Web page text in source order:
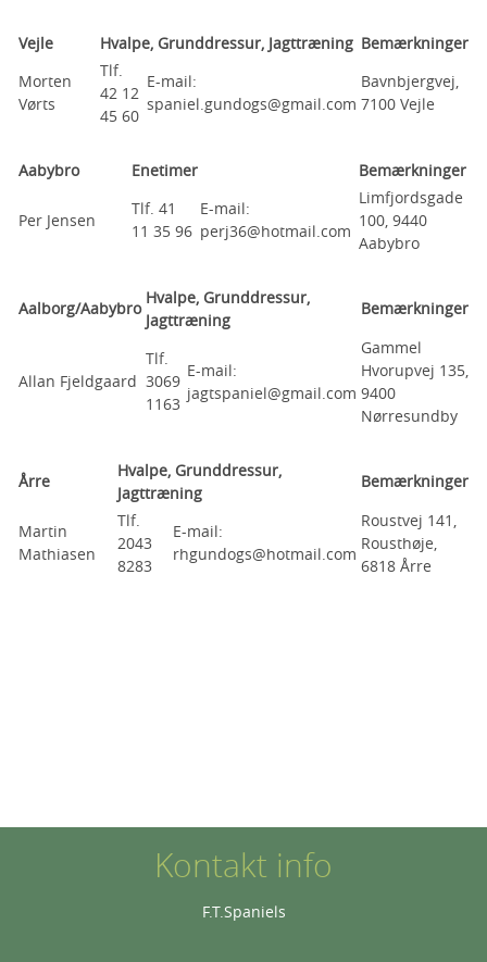
Vejle Hvalpe, Grunddressur, Jagttræning Bemærkninger
Morten
Vørts
Tlf.
42 12
45 60
E-mail:
spaniel.gundogs@gmail.com
Bavnbjergvej,
7100 Vejle
Aabybro Enetimer Bemærkninger
Per Jensen
Tlf. 41
11 35 96
E-mail:
perj36@hotmail.com
Limfjordsgade
100, 9440
Aabybro
Aalborg/Aabybro
Hvalpe, Grunddressur,
Jagttræning
Bemærkninger
Allan Fjeldgaard
Tlf.
3069
1163
E-mail:
jagtspaniel@gmail.com
Gammel
Hvorupvej 135,
9400
Nørresundby
Årre
Hvalpe, Grunddressur,
Jagttræning
Bemærkninger
Martin
Mathiasen
Tlf.
2043
8283
E-mail:
rhgundogs@hotmail.com
Roustvej 141,
Rousthøje,
6818 Årre
Kontakt info
F.T.Spaniels